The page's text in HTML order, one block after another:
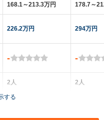
168.1～213.3万円
226.2万円
-
2人
2ドア
178.7～
294万円
-
2人
する